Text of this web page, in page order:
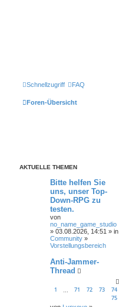
Schnellzugriff FAQ
Foren-Übersicht
AKTUELLE THEMEN
Bitte helfen Sie
uns, unser Top-
Down-RPG zu
testen.
von
no_name_game_studio
» 03.08.2026, 14:51 » in
Community »
Vorstellungsbereich
Anti-Jammer-
Thread
1 71 72 73
74
75